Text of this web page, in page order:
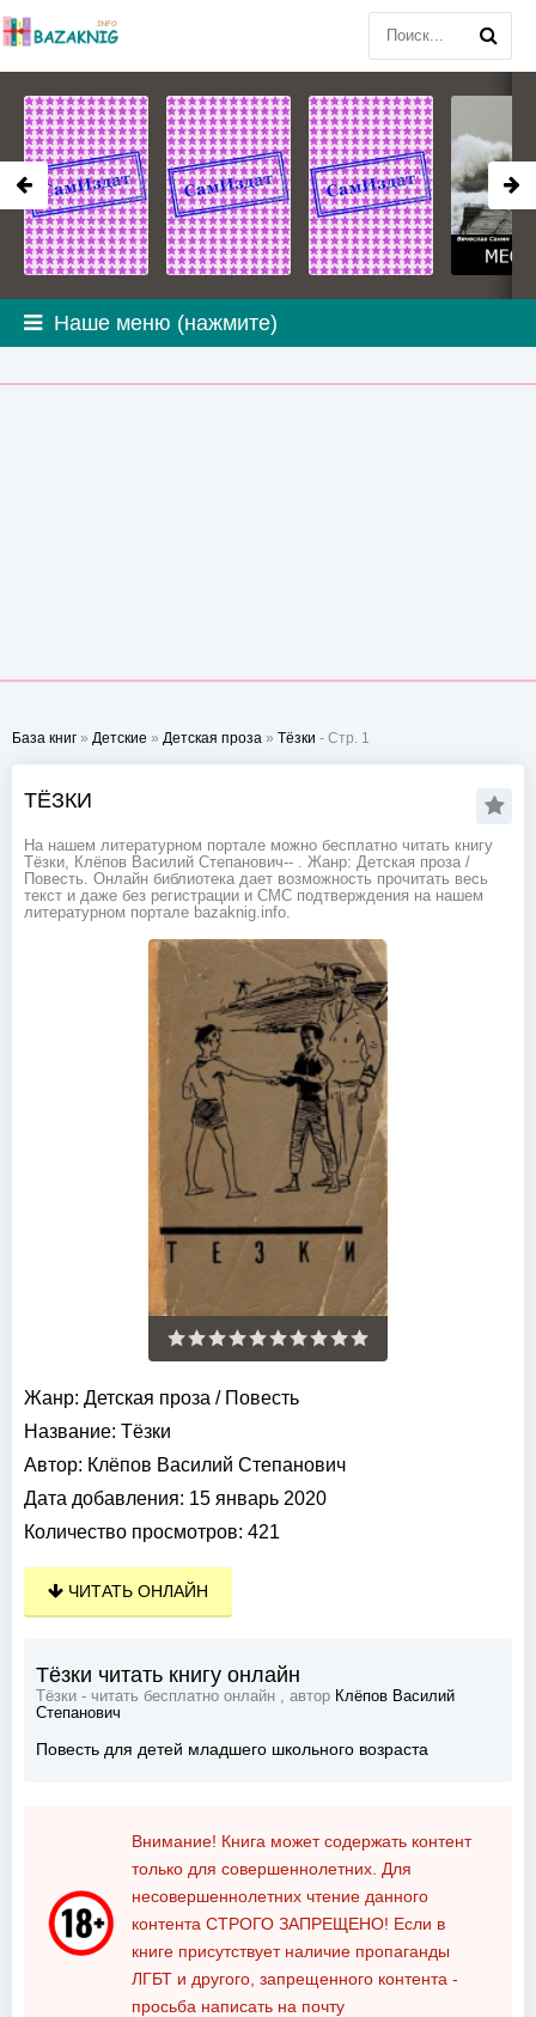
Наше меню (нажмите)
База книг » Детские » Детская проза » Тёзки - Стр. 1
ТЁЗКИ
На нашем литературном портале можно бесплатно читать книгу
Тёзки, Клёпов Василий Степанович-- . Жанр: Детская проза /
Повесть. Онлайн библиотека дает возможность прочитать весь
текст и даже без регистрации и СМС подтверждения на нашем
литературном портале bazaknig.info.
Жанр: Детская проза / Повесть
Название: Тёзки
Автор: Клёпов Василий Степанович
Дата добавления: 15 январь 2020
Количество просмотров: 421
ЧИТАТЬ ОНЛАЙН
Тёзки читать книгу онлайн
Тёзки - читать бесплатно онлайн , автор Клёпов Василий
Степанович
Повесть для детей младшего школьного возраста
Внимание! Книга может содержать контент
только для совершеннолетних. Для
несовершеннолетних чтение данного
контента СТРОГО ЗАПРЕЩЕНО! Если в
книге присутствует наличие пропаганды
ЛГБТ и другого, запрещенного контента -
просьба написать на почту